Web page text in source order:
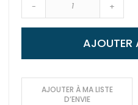
- +
AJOUTER
AJOUTER À MA LISTE
D’ENVIE